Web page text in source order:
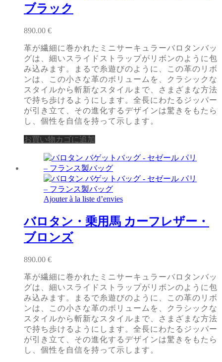
ブラック
890.00 €
革が繊細に巻かれたミニサーキュラーバロタンバッ
グは、細いスライドストラップがリボンのように包
み込みます。まるで糸遊びのように、この革のリボ
ンは、この小さな革のボリュームを、クラシックな
スタイルから斬新なスタイルまで、さまざまな方法
で持ち歩けるようにします。全長にわたるジッパー
が引き立て、その進化するデザインは驚きをもたら
し、個性を自信を持って示します。
お買い物カゴに追加
Ajouter à la liste d’envies
バロタン・乗用馬 カーフレザー・
ブロンズ
890.00 €
革が繊細に巻かれたミニサーキュラーバロタンバッ
グは、細いスライドストラップがリボンのように包
み込みます。まるで糸遊びのように、この革のリボ
ンは、この小さな革のボリュームを、クラシックな
スタイルから斬新なスタイルまで、さまざまな方法
で持ち歩けるようにします。全長にわたるジッパー
が引き立て、その進化するデザインは驚きをもたら
し、個性を自信を持って示します。